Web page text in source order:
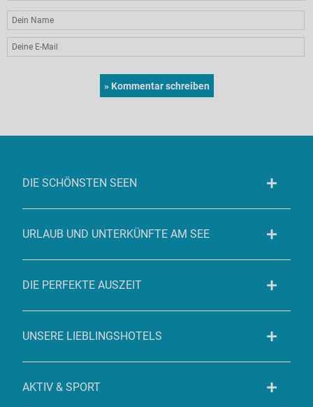
DIE SCHÖNSTEN SEEN
URLAUB UND UNTERKÜNFTE AM SEE
DIE PERFEKTE AUSZEIT
UNSERE LIEBLINGSHOTELS
AKTIV & SPORT